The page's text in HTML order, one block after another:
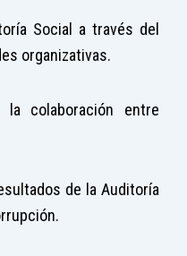
Social a través del
organizativas.
colaboración entre
de la Auditoría